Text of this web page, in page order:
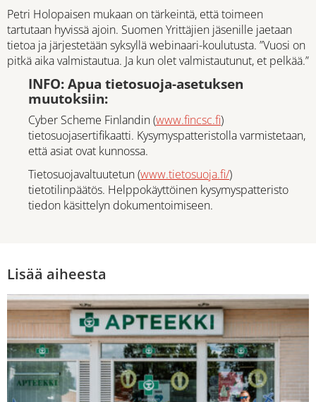
Petri Holopaisen mukaan on tärkeintä, että toimeen
tartutaan hyvissä ajoin. Suomen Yrittäjien jäsenille jaetaan
tietoa ja järjestetään syksyllä webinaari-koulutusta. ”Vuosi on
pitkä aika valmistautua. Ja kun olet valmistautunut, et pelkää.”
INFO: Apua tietosuoja-asetuksen
muutoksiin:
Cyber Scheme Finlandin (www.fincsc.fi)
tietosuojasertifikaatti. Kysymyspatteristolla varmistetaan,
että asiat ovat kunnossa.
Tietosuojavaltuutetun (www.tietosuoja.fi/)
tietotilinpäätös. Helppokäyttöinen kysymyspatteristo
tiedon käsittelyn dokumentoimiseen.
Lisää aiheesta